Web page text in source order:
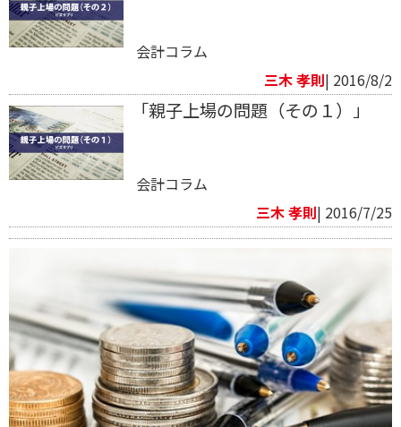
会計コラム
三木 孝則| 2016/8/2
「親子上場の問題（その１）」
会計コラム
三木 孝則| 2016/7/25